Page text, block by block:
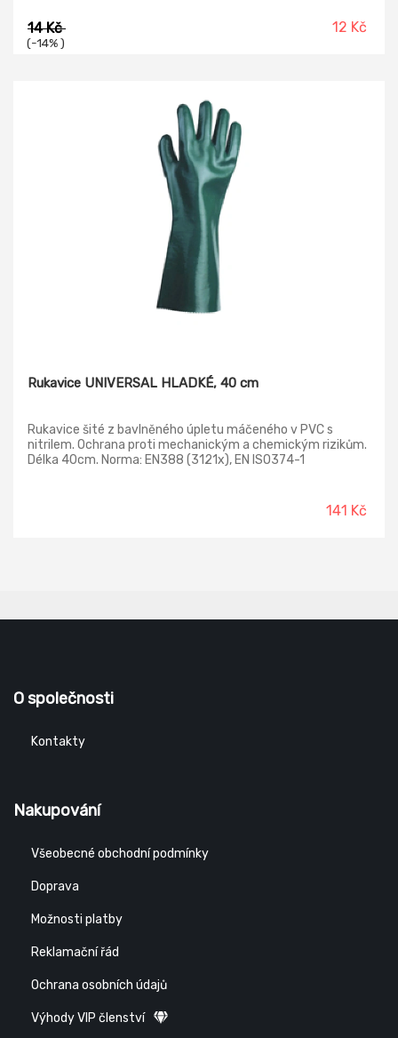
stavebnictví, komunální služby, montáž a balení malých
součástek. Materiál podšívky: 100 % polyester Materiál
povrstvení: zvrásněný latex Oblast povrstvení: povrstvení
14 Kč
(-14% )
12 Kč
Rukavice UNIVERSAL HLADKÉ, 40 cm
Rukavice šité z bavlněného úpletu máčeného v PVC s
nitrilem. Ochrana proti mechanickým a chemickým rizikům.
Délka 40cm. Norma: EN388 (3121x), EN ISO374-1
141 Kč
O společnosti
Kontakty
Nakupování
Všeobecné obchodní podmínky
Doprava
Možnosti platby
Reklamační řád
Ochrana osobních údajů
Výhody VIP členství